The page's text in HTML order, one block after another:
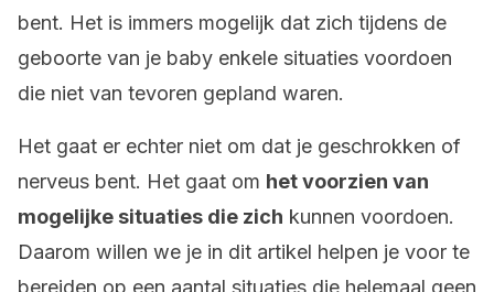
bent. Het is immers mogelijk dat zich tijdens de
geboorte van je baby enkele situaties voordoen
die niet van tevoren gepland waren.
Het gaat er echter niet om dat je geschrokken of
nerveus bent. Het gaat om het voorzien van
mogelijke situaties die zich kunnen voordoen.
Daarom willen we je in dit artikel helpen je voor te
bereiden op een aantal situaties die helemaal geen